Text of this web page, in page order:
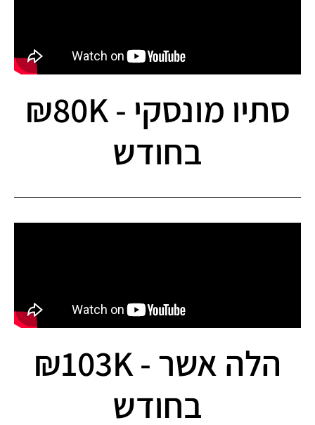
סתיו מונסקי - 80K₪
בחודש
הלה אשר - 103K₪
בחודש